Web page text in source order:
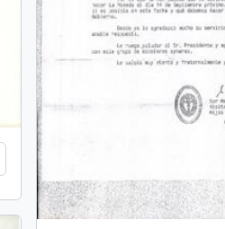
Añadir al portapapeles